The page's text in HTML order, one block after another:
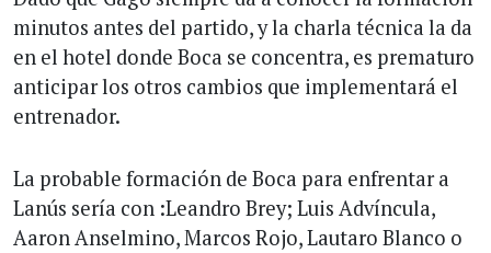
minutos antes del partido, y la charla técnica la da
en el hotel donde Boca se concentra, es prematuro
anticipar los otros cambios que implementará el
entrenador.
La probable formación de Boca para enfrentar a
Lanús sería con :Leandro Brey; Luis Advíncula,
Aaron Anselmino, Marcos Rojo, Lautaro Blanco o